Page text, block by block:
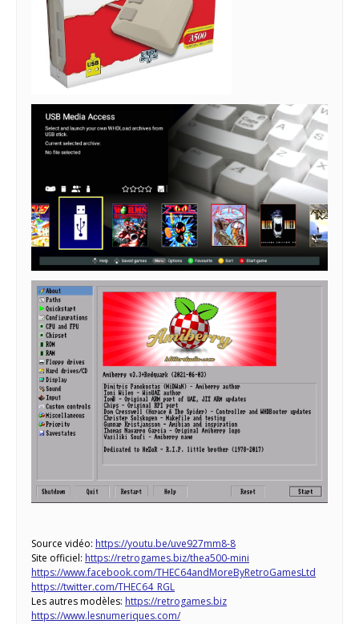
Source vidéo: https://youtu.be/uve927mm8-8
Site officiel: https://retrogames.biz/thea500-mini
https://www.facebook.com/THEC64andMoreByRetroGamesLtd
https://twitter.com/THEC64_RGL
Les autres modèles: https://retrogames.biz
https://www.lesnumeriques.com/